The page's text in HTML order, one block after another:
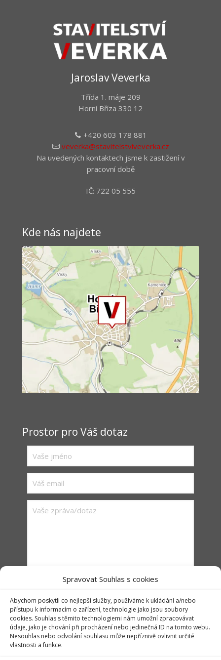
Spravovat Souhlas s cookies
Abychom poskytli co nejlepší služby, používáme k ukládání a/nebo
přístupu k informacím o zařízení, technologie jako jsou soubory
cookies. Souhlas s těmito technologiemi nám umožní zpracovávat
údaje, jako je chování při procházení nebo jedinečná ID na tomto webu.
Nesouhlas nebo odvolání souhlasu může nepříznivě ovlivnit určité
vlastnosti a funkce.
Jaroslav Veverka
Třída 1. máje 209
Horní Bříza 330 12
+420 603 178 881
veverka@stavitelstviveverka.cz
Na uvedených kontaktech jsme k zastižení v
pracovní době
IČ: 722 05 555
Kde nás najdete
Prostor pro Váš dotaz